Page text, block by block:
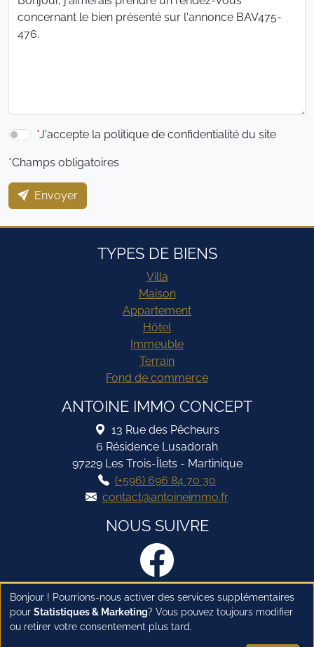
J'accepte la politique de confidentialité du site
*Champs obligatoires
Envoyer
TYPES DE BIENS
Villa
Maison
Appartement
Hôtel
Immeuble
Terrain
Fond de commerce
ANTOINE IMMO CONCEPT
13 Rue des Pêcheurs
6 Résidence Lusadorah
97229 Les Trois-Îlets - Martinique
(+596) 696 84 70 30
contact@antoineimmo.fr
NOUS SUIVRE
Haut de page
© Antoine Immo Concept -Mentions légales
Bonjour ! Pourrions-nous activer des services supplémentaires
pour Statistiques & Marketing? Vous pouvez toujours modifier
ou retirer votre consentement plus tard.